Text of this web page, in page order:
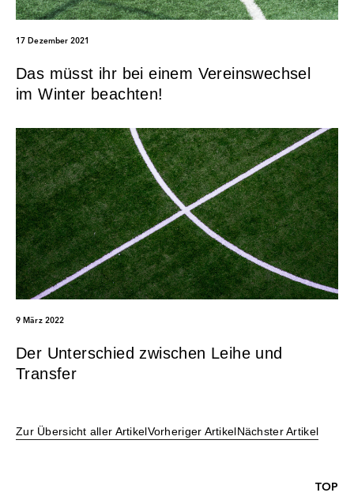
17 Dezember 2021
Das müsst ihr bei einem Vereinswechsel
im Winter beachten!
9 März 2022
Der Unterschied zwischen Leihe und
Transfer
Zur Übersicht aller ArtikelVorheriger ArtikelNächster Artikel
TOP